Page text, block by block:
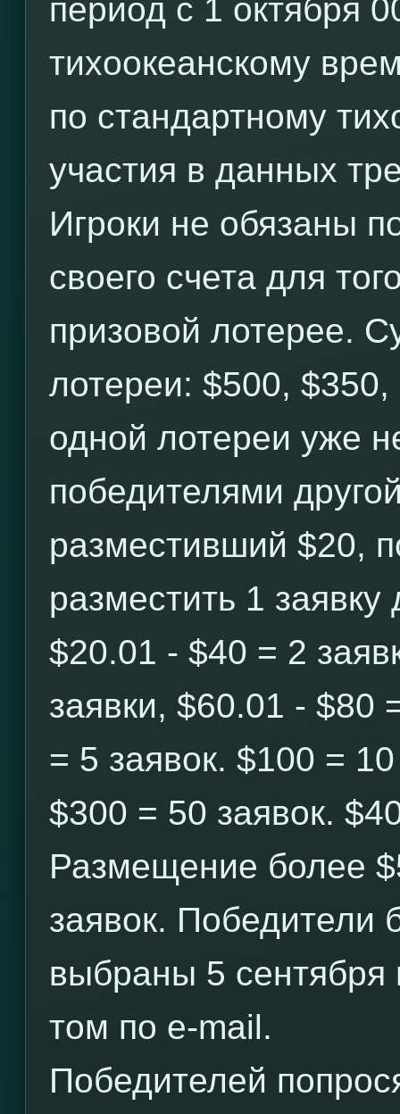
период с 1 октября
тихоокеанскому
по стандартному
участия в данных
Игроки не обязаны
своего счета для
призовой лотерее.
лотереи: $500,
одной лотереи уже
победителями
разместивший $20,
разместить 1
$20.01 - $40 = 2
заявки, $60.01 - $80
= 5 заявок. $100 =
$300 = 50 заявок.
Размещение более
заявок. Победители
выбраны 5
том по e-mail.
Победителей